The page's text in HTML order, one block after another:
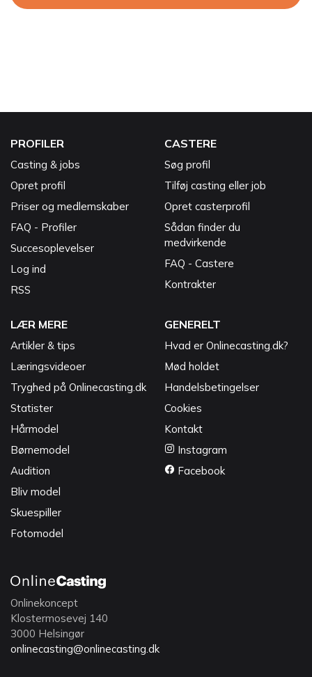
PROFILER
Casting & jobs
Opret profil
Priser og medlemskaber
FAQ - Profiler
Succesoplevelser
Log ind
RSS
CASTERE
Søg profil
Tilføj casting eller job
Opret casterprofil
Sådan finder du
medvirkende
FAQ - Castere
Kontrakter
LÆR MERE
Artikler & tips
Læringsvideoer
Tryghed på Onlinecasting.dk
Statister
Hårmodel
Børnemodel
Audition
Bliv model
Skuespiller
Fotomodel
GENERELT
Hvad er Onlinecasting.dk?
Mød holdet
Handelsbetingelser
Cookies
Kontakt
Instagram
Facebook
Onlinekoncept
Klostermosevej 140
3000 Helsingør
onlinecasting@onlinecasting.dk